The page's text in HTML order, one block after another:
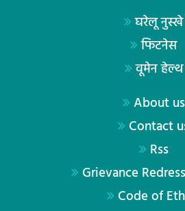
घरेलू नुस्खे
फिटनेस
वूमेन हेल्थ
About us
Contact
Rss
Grievance
Code of